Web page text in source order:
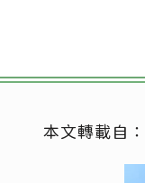
本文轉載自：